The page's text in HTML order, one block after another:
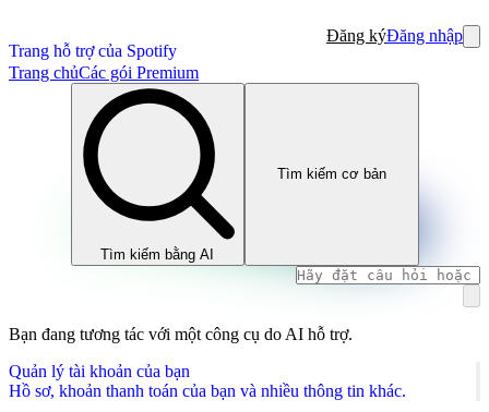
Trang hỗ trợ của Spotify
Đăng kýĐăng nhập
Trang chủCác gói Premium
Tìm kiếm bằng AI
Tìm kiếm cơ bản
Bạn đang tương tác với một công cụ do AI hỗ trợ.
Quản lý tài khoản của bạn
Hồ sơ, khoản thanh toán của bạn và nhiều thông tin khác.